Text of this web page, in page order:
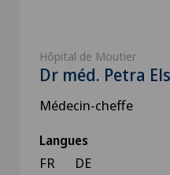
Hôpital de Moutier
Dr méd. Petra
Médecin-cheffe
Langues
FR DE